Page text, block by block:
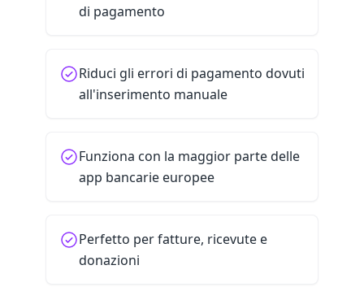
di pagamento
Riduci gli errori di pagamento dovuti
all'inserimento manuale
Funziona con la maggior parte delle
app bancarie europee
Perfetto per fatture, ricevute e
donazioni